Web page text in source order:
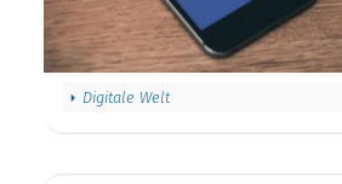
Digitale Welt